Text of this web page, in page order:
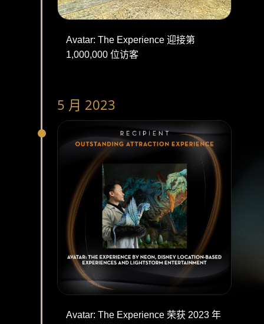
Avatar: The Experience 迎接第
1,000,000 位访客
5 月 2023
Avatar: The Experience 荣获 2023 年